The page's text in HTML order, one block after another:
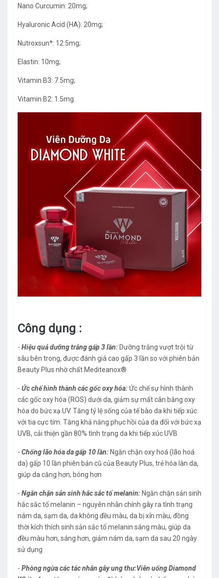
Nano Curcumin: 20mg;
Hyaluronic Acid (HA): 20mg;
Nutroxsun*: 12.5mg;
Elastin: 10mg;
Vitamin B3: 7.5mg;
Vitamin B2: 1.5mg.
Công dụng :
- Hiệu quả dưỡng trắng gấp 3 lần: Dưỡng trắng vượt trội từ
sâu bên trong, được đánh giá cao gấp 3 lần so với phiên bản
Beauty Plus nhờ chất Mediteanox®
- Ức chế hình thành các gốc oxy hóa: Ức chế sự hình thành
các gốc oxy hóa (ROS) dưới da, giảm sự mất cân bằng oxy
hóa do bức xạ UV. Tăng tỷ lệ sống của tế bào da khi tiếp xúc
với tia cực tím. Tăng khả năng phục hồi của da đối với bức xạ
UVB, cải thiện gần 80% tình trạng da khi tiếp xúc UVB
- Chống lão hóa da gấp 10 lần: Ngăn chặn oxy hoá (lão hoá
da) gấp 10 lần phiên bản cũ của Beauty Plus, trẻ hóa làn da,
giúp da căng hơn, bóng hơn
- Ngăn chặn sản sinh hắc sắc tố melanin: Ngăn chặn sản sinh
hắc sắc tố melanin – nguyên nhân chính gây ra tình trạng
nám da, sạm da, da không đều màu, da bị xỉn màu, đồng
thời kích thích sinh sản sắc tố melanin sáng màu, giúp da
đều màu hơn, sáng hơn, giảm nám da, sạm da sau 20 ngày
sử dụng
- Phòng ngừa các tác nhân gây ung thư:Viên uống Diamond